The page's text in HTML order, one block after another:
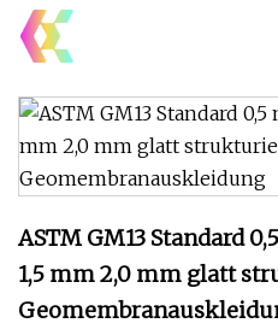
ASTM GM13 Standard
1,5 mm 2,0 mm glatt